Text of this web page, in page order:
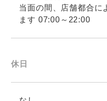
当面の間、店舗都合に
ます 07:00～22:00
休日